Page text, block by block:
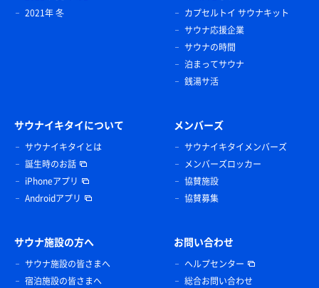
2021年 冬
カプセルトイ サウナキット
サウナ応援企業
サウナの時間
泊まってサウナ
銭湯サ活
サウナイキタイについて
サウナイキタイとは
誕生時のお話
iPhoneアプリ
Androidアプリ
メンバーズ
サウナイキタイメンバーズ
メンバーズロッカー
協賛施設
協賛募集
サウナ施設の方へ
サウナ施設の皆さまへ
宿泊施設の皆さまへ
お問い合わせ
ヘルプセンター
総合お問い合わせ